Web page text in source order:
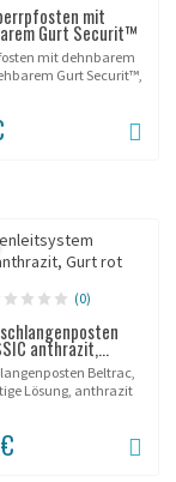
mit
Gurt Securit™
mit dehnbarem
Gurt Securit™,
(0)
anthrazit,...
Beltrac,
Lösung, anthrazit